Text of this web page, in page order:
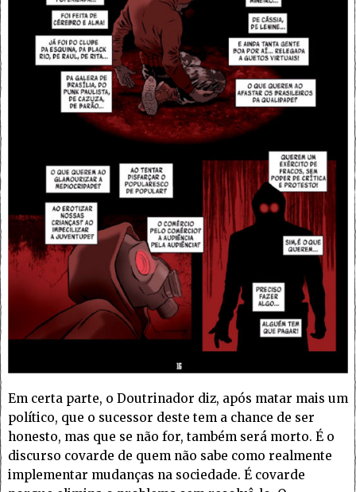
Em certa parte, o Doutrinador diz, após matar mais um
político, que o sucessor deste tem a chance de ser
honesto, mas que se não for, também será morto. É o
discurso covarde de quem não sabe como realmente
implementar mudanças na sociedade. É covarde